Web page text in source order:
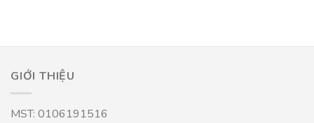
GIỚI THIỆU
MST: 0106191516